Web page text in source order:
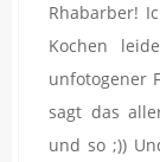
Rhabarber!
Kochen
unfotogener
sagt das
und so ;))